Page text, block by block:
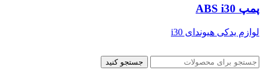
پمپ ABS i30
لوازم یدکی هیوندای i30
جستجو کنید